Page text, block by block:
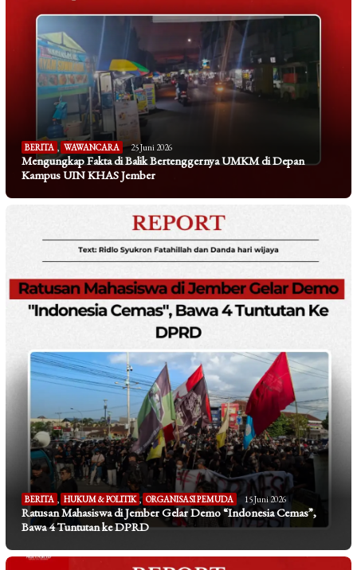
BERITA , WAWANCARA 25 Juni 2026
Mengungkap Fakta di Balik Bertenggernya UMKM di Depan
Kampus UIN KHAS Jember
BERITA , HUKUM & POLITIK , ORGANISASI PEMUDA 15 Juni 2026
Ratusan Mahasiswa di Jember Gelar Demo “Indonesia Cemas”,
Bawa 4 Tuntutan ke DPRD